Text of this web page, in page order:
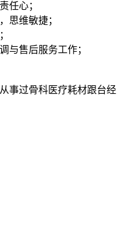
任心；
思维敏捷；
与售后服务工作；
事过骨科医疗耗材跟台经